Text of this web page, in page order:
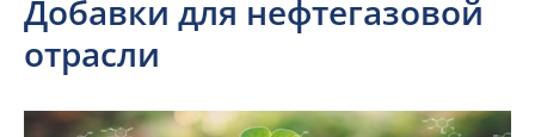
Добавки для нефтегазовой
отрасли